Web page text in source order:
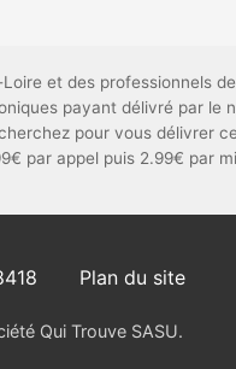
et des professionnels
payant délivré par le
pour vous délivrer
par appel puis 2.99€ par
Plan du site
Qui Trouve SASU.